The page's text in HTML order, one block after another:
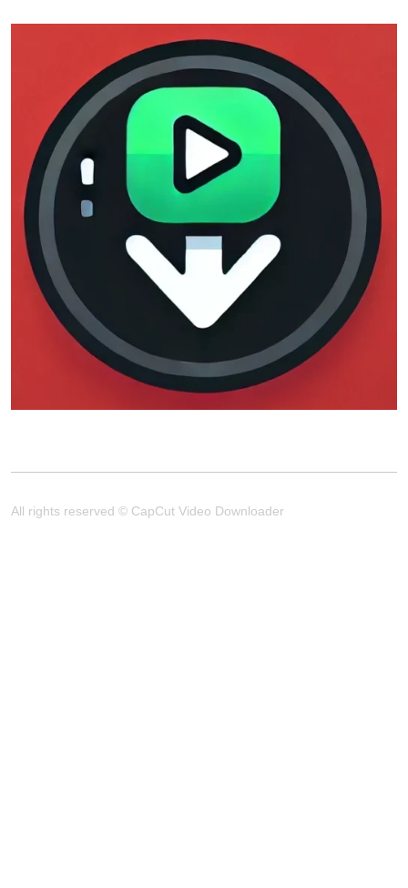
All rights reserved © CapCut Video Downloader